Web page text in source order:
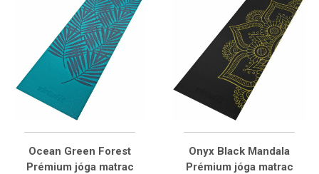
Ocean Green Forest
Prémium jóga matrac
Onyx Black Mandala
Prémium jóga matrac